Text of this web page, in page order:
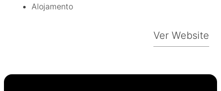
Alojamento
Ver Website